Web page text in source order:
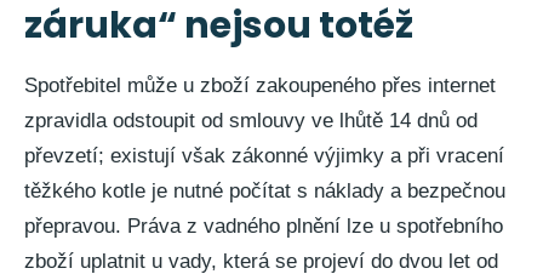
záruka“ nejsou totéž
Spotřebitel může u zboží zakoupeného přes internet
zpravidla odstoupit od smlouvy ve lhůtě 14 dnů od
převzetí; existují však zákonné výjimky a při vracení
těžkého kotle je nutné počítat s náklady a bezpečnou
přepravou. Práva z vadného plnění lze u spotřebního
zboží uplatnit u vady, která se projeví do dvou let od